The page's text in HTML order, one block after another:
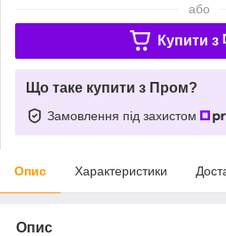
або
Купити з
Що таке купити з Пром?
Замовлення під захистом
Опис Характеристики
Опис